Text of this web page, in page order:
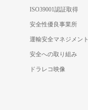
ISO39001認証取得
安全性優良事業所
運輸安全マネジメント
安全への取り組み
ドラレコ映像